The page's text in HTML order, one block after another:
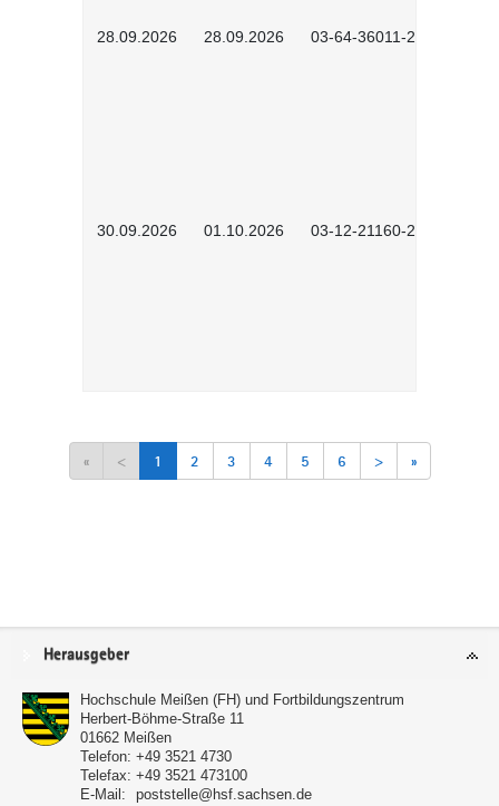
28.09.2026 28.09.2026 03-64-36011-2603
30.09.2026 01.10.2026 03-12-21160-2601
« < 1 2 3 4 5 6 > »
Service
Herausgeber
Hochschule Meißen (FH) und Fortbildungszentrum
Herbert-Böhme-Straße 11
01662 Meißen
Telefon: +49 3521 4730
Telefax: +49 3521 473100
E-Mail:
poststelle@hsf.sachsen.de